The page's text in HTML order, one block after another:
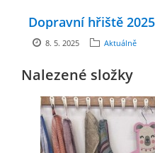
Dopravní hřiště 2025
8. 5. 2025 Aktuálně
Nalezené složky